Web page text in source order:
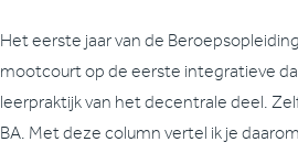
Het eerste jaar van de
mootcourt op de eerste integratieve
leerpraktijk van het decentrale deel.
BA. Met deze column vertel ik je